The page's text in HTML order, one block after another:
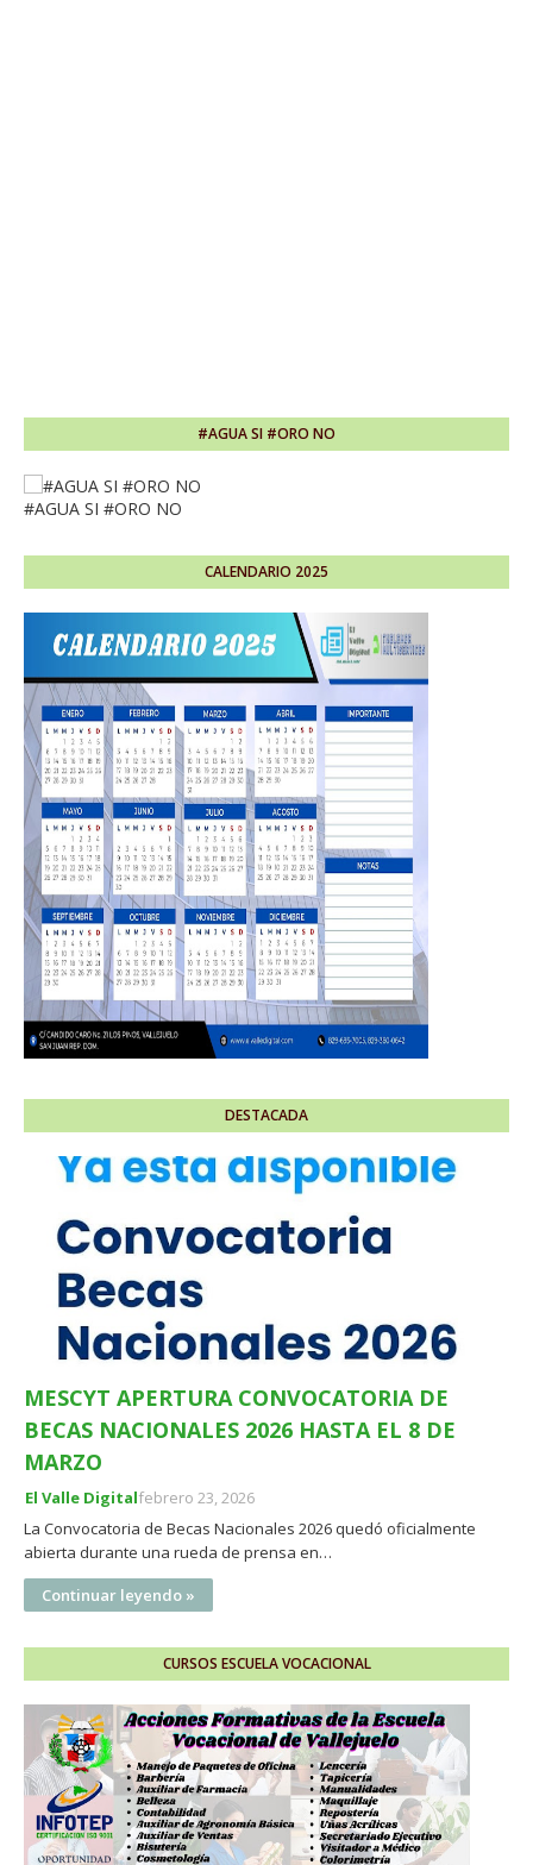
#AGUA SI #ORO NO
#AGUA SI #ORO NO
CALENDARIO 2025
DESTACADA
MESCYT APERTURA CONVOCATORIA DE
BECAS NACIONALES 2026 HASTA EL 8 DE
MARZO
El Valle Digitalfebrero 23, 2026
La Convocatoria de Becas Nacionales 2026 quedó oficialmente
abierta durante una rueda de prensa en…
Continuar leyendo »
CURSOS ESCUELA VOCACIONAL